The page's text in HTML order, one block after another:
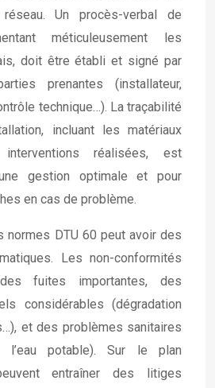
Un procès-verbal de
méticuleusement les
doit être établi et signé par
prenantes (installateur,
technique…). La traçabilité
incluant les matériaux
réalisées, est
gestion optimale et pour
en cas de problème.
normes DTU 60 peut avoir des
Les non-conformités
fuites importantes, des
considérables (dégradation
et des problèmes sanitaires
l’eau potable). Sur le plan
entraîner des litiges